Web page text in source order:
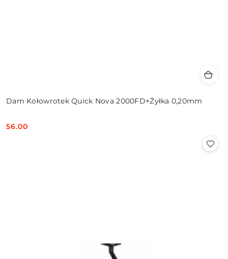
Dam Kołowrotek Quick Nova 2000FD+Żyłka 0,20mm
Cena:
56.00